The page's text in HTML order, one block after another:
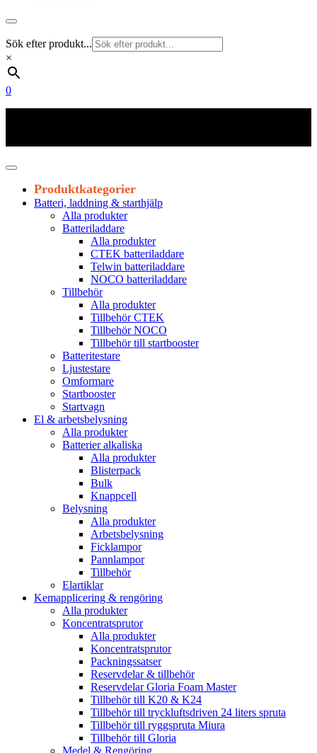
Sök efter produkt...
×
0
Produktkategorier
Batteri, laddning & starthjälp
Alla produkter
Batteriladdare
Alla produkter
CTEK batteriladdare
Telwin batteriladdare
NOCO batteriladdare
Tillbehör
Alla produkter
Tillbehör CTEK
Tillbehör NOCO
Tillbehör till startbooster
Batteritestare
Ljustestare
Omformare
Startbooster
Startvagn
El & arbetsbelysning
Alla produkter
Batterier alkaliska
Alla produkter
Blisterpack
Bulk
Knappcell
Belysning
Alla produkter
Arbetsbelysning
Ficklampor
Pannlampor
Tillbehör
Elartiklar
Kemapplicering & rengöring
Alla produkter
Koncentratsprutor
Alla produkter
Koncentratsprutor
Packningssatser
Reservdelar & tillbehör
Reservdelar Gloria Foam Master
Tillbehör till K20 & K24
Tillbehör till tryckluftsdriven 24 liters spruta
Tillbehör till ryggspruta Miura
Tillbehör till Gloria
Medel & Rengöring